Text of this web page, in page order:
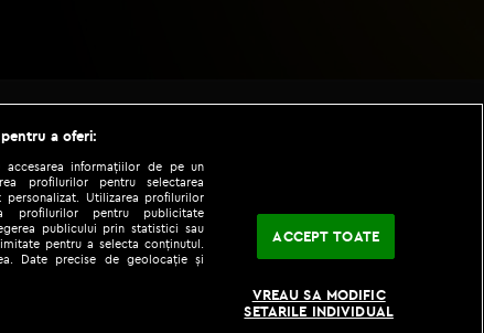
a oferi:
accesarea informațiilor de pe un
profilurilor pentru selectarea
Utilizarea profilurilor
profilurilor pentru publicitate
publicului prin statistici sau
pentru a selecta conținutul.
Date precise de geolocație și
ACCEPT TOATE
VREAU SA MODIFIC
SETARILE INDIVIDUAL